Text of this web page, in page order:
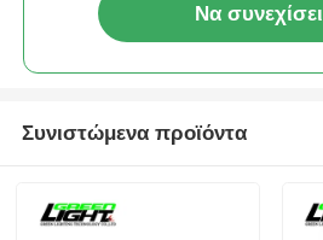
Να συνεχίσει
Συνιστώμενα προϊόντα